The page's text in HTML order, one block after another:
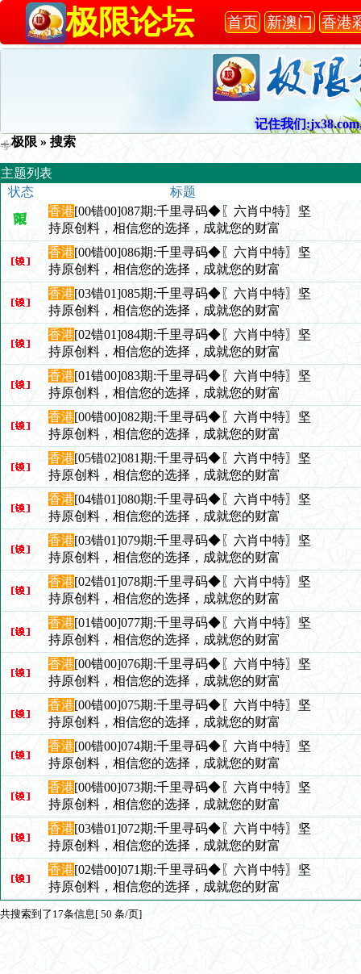
极限论坛 首页 新澳门 香港
记住我们
极限 » 搜索
主题列表
状态
标题
香港[00错00]087期:千里寻码◆〖六肖中特〗坚
持原创料，相信您的选择，成就您的财富
香港[00错00]086期:千里寻码◆〖六肖中特〗坚
持原创料，相信您的选择，成就您的财富
香港[03错01]085期:千里寻码◆〖六肖中特〗坚
持原创料，相信您的选择，成就您的财富
香港[02错01]084期:千里寻码◆〖六肖中特〗坚
持原创料，相信您的选择，成就您的财富
香港[01错00]083期:千里寻码◆〖六肖中特〗坚
持原创料，相信您的选择，成就您的财富
香港[00错00]082期:千里寻码◆〖六肖中特〗坚
持原创料，相信您的选择，成就您的财富
香港[05错02]081期:千里寻码◆〖六肖中特〗坚
持原创料，相信您的选择，成就您的财富
香港[04错01]080期:千里寻码◆〖六肖中特〗坚
持原创料，相信您的选择，成就您的财富
香港[03错01]079期:千里寻码◆〖六肖中特〗坚
持原创料，相信您的选择，成就您的财富
香港[02错01]078期:千里寻码◆〖六肖中特〗坚
持原创料，相信您的选择，成就您的财富
香港[01错00]077期:千里寻码◆〖六肖中特〗坚
持原创料，相信您的选择，成就您的财富
香港[00错00]076期:千里寻码◆〖六肖中特〗坚
持原创料，相信您的选择，成就您的财富
香港[00错00]075期:千里寻码◆〖六肖中特〗坚
持原创料，相信您的选择，成就您的财富
香港[00错00]074期:千里寻码◆〖六肖中特〗坚
持原创料，相信您的选择，成就您的财富
香港[00错00]073期:千里寻码◆〖六肖中特〗坚
持原创料，相信您的选择，成就您的财富
香港[03错01]072期:千里寻码◆〖六肖中特〗坚
持原创料，相信您的选择，成就您的财富
香港[02错00]071期:千里寻码◆〖六肖中特〗坚
持原创料，相信您的选择，成就您的财富
共搜索到了17条信息[ 50 条/页]